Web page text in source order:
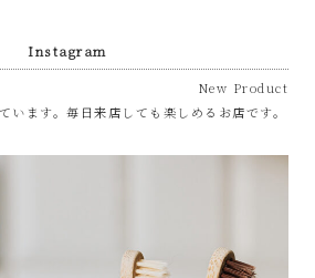
Instagram
New Product
います。毎日来店しても楽しめるお店です。